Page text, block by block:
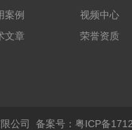
案例
文章
视频中心
荣誉资质
公司 备案号：粤ICP备